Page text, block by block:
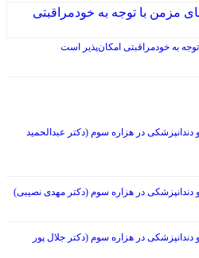
به خودمراقبتی امکان‌پذیر است
در هزاره سوم (دکتر عبدالحمید
در هزاره سوم (دکتر مهدی نصیبی)
در هزاره سوم (دکتر جلال پور